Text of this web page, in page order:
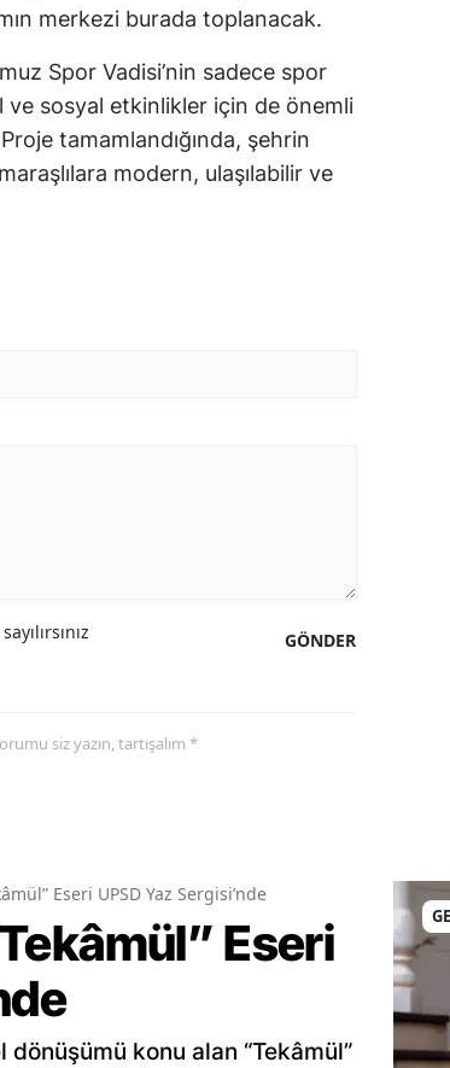
merkezi burada toplanacak.
Spor Vadisi’nin sadece spor
ve sosyal etkinlikler için de önemli
tamamlandığında, şehrin
modern, ulaşılabilir ve
GÖNDER
siz yazın, tartışalım *
Eseri UPSD Yaz Sergisi’nde
Eseri
dönüşümü konu alan “Tekâmül”